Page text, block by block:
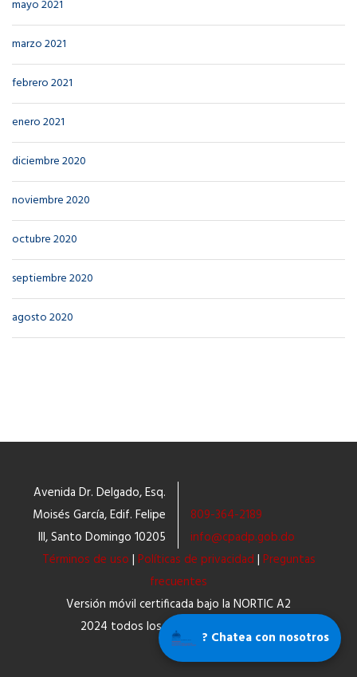
? Chatea con nosotros
mayo 2021
marzo 2021
febrero 2021
enero 2021
diciembre 2020
noviembre 2020
octubre 2020
septiembre 2020
agosto 2020
Avenida Dr. Delgado, Esq.
Moisés García, Edif. Felipe
III, Santo Domingo 10205
809-364-2189
info@cpadp.gob.do
Términos de uso | Políticas de privacidad | Preguntas
frecuentes
Versión móvil certificada bajo la NORTIC A2
2024 todos los derechos reservados.